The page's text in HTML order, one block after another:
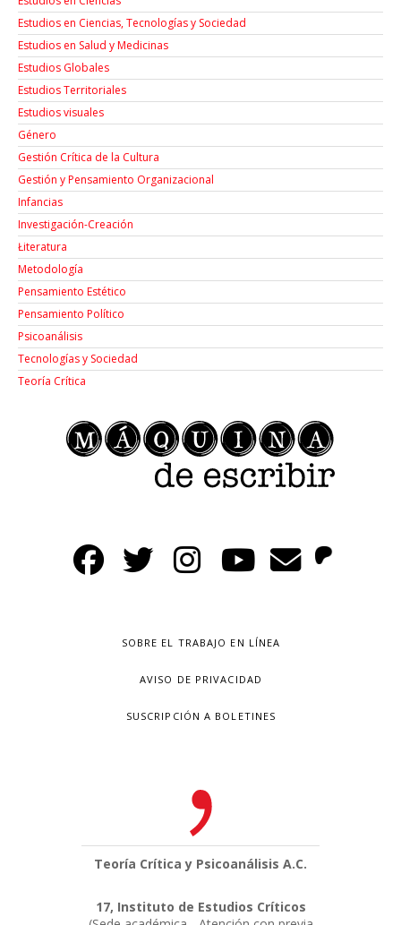
Estudios en Ciencias, Tecnologías y Sociedad
Estudios en Salud y Medicinas
Estudios Globales
Estudios Territoriales
Estudios visuales
Género
Gestión Crítica de la Cultura
Gestión y Pensamiento Organizacional
Infancias
Investigación-Creación
Łiteratura
Metodología
Pensamiento Estético
Pensamiento Político
Psicoanálisis
Tecnologías y Sociedad
Teoría Crítica
SOBRE EL TRABAJO EN LÍNEA
AVISO DE PRIVACIDAD
SUSCRIPCIÓN A BOLETINES
Teoría Crítica y Psicoanálisis A.C.
17, Instituto de Estudios Críticos